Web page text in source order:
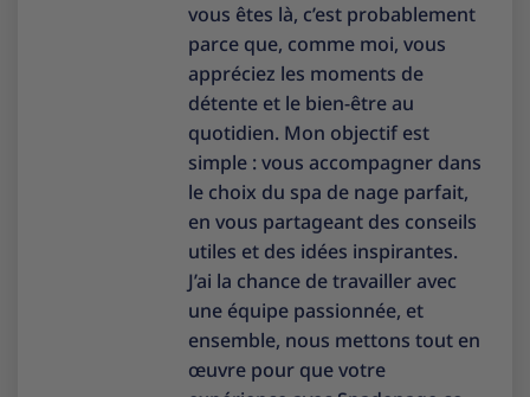
vous êtes là, c’est probablement
parce que, comme moi, vous
appréciez les moments de
détente et le bien-être au
quotidien. Mon objectif est
simple : vous accompagner dans
le choix du spa de nage parfait,
en vous partageant des conseils
utiles et des idées inspirantes.
J’ai la chance de travailler avec
une équipe passionnée, et
ensemble, nous mettons tout en
œuvre pour que votre